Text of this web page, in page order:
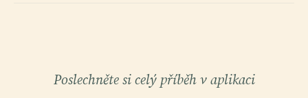
Poslechněte si celý příběh v aplikaci